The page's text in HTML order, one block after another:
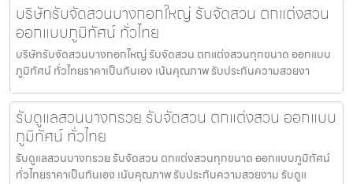
บริษัทรับจัดสวนบางกอกใหญ่ รับจัดสวน ตกแต่งสวน
ออกแบบภูมิทัศน์ ทั่วไทย
บริษัทรับจัดสวนบางกอกใหญ่ รับจัดสวน ตกแต่งสวนทุกขนาด ออกแบบ
ภูมิทัศน์ ทั่วไทยราคาเป็นกันเอง เน้นคุณภาพ รับประกันความสวยงา
รับดูแลสวนบางกรวย รับจัดสวน ตกแต่งสวน ออกแบบ
ภูมิทัศน์ ทั่วไทย
รับดูแลสวนบางกรวย รับจัดสวน ตกแต่งสวนทุกขนาด ออกแบบภูมิทัศน์
ทั่วไทยราคาเป็นกันเอง เน้นคุณภาพ รับประกันความสวยงาม รับดูแ